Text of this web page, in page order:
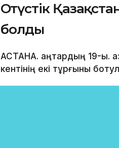
Оңтүстік
болды
АСТАНА. Қаңтардың 19-ы.
кентінің екі тұрғыны